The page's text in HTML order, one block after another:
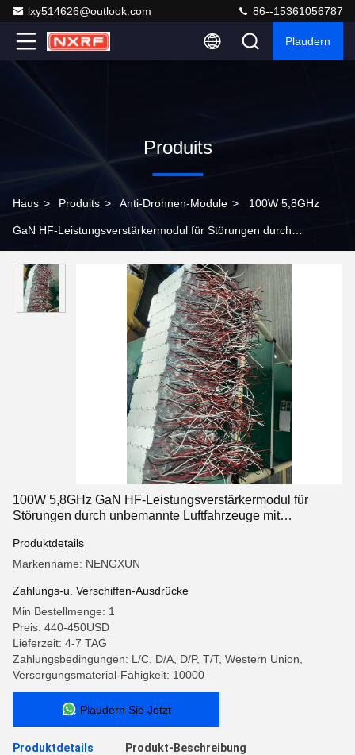
lxy514626@outlook.com 86--15361056787
Plaudern
Produits
Haus > Produits > Anti-Drohnen-Module > 100W 5,8GHz
GaN HF-Leistungsverstärkermodul für Störungen durch
100W 5,8GHz GaN HF-Leistungsverstärkermodul für
Störungen durch unbemannte Luftfahrzeuge mit
Produktdetails
Markenname: NENGXUN
Zahlungs-u. Verschiffen-Ausdrücke
Min Bestellmenge: 1
Preis: 440-450USD
Lieferzeit: 4-7 TAG
Zahlungsbedingungen: L/C, D/A, D/P, T/T, Western Union,
Versorgungsmaterial-Fähigkeit: 10000
Plaudern Sie Jetzt
Produktdetails Produkt-Beschreibung